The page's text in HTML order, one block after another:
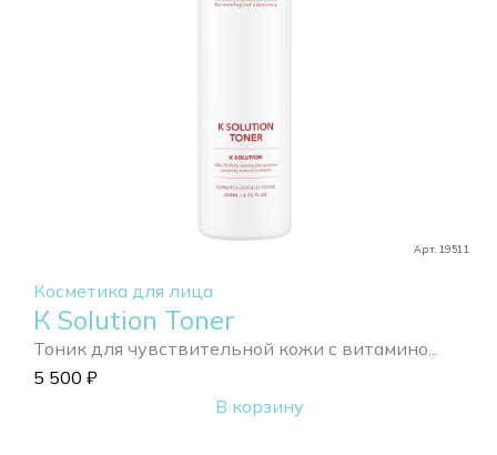
Арт. 19511
Косметика для лица
К Solution Toner
Тоник для чувствительной кожи с витамино...
5 500 ₽
В корзину